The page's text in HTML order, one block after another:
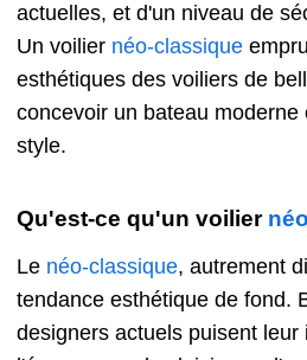
actuelles, et d'un niveau de
Un voilier néo-classique
esthétiques des voiliers de
concevoir un bateau moderne
style.
Qu'est-ce qu'un voilier
Le néo-classique, autrement
tendance esthétique de fond.
designers actuels puisent leur